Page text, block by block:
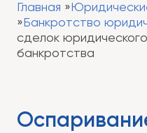
Главная
Банкротство
сделок
банкротства